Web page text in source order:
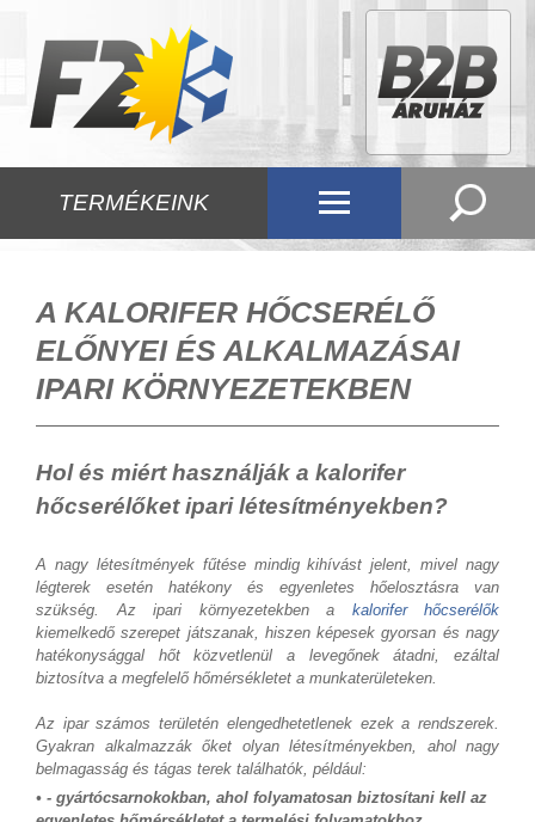
TERMÉKEINK
A KALORIFER HŐCSERÉLŐ
ELŐNYEI ÉS ALKALMAZÁSAI
IPARI KÖRNYEZETEKBEN
Hol és miért használják a kalorifer
hőcserélőket ipari létesítményekben?
A nagy létesítmények fűtése mindig kihívást jelent, mivel nagy
légterek esetén hatékony és egyenletes hőelosztásra van
szükség. Az ipari környezetekben a kalorifer hőcserélők
kiemelkedő szerepet játszanak, hiszen képesek gyorsan és nagy
hatékonysággal hőt közvetlenül a levegőnek átadni, ezáltal
biztosítva a megfelelő hőmérsékletet a munkaterületeken.
Az ipar számos területén elengedhetetlenek ezek a rendszerek.
Gyakran alkalmazzák őket olyan létesítményekben, ahol nagy
belmagasság és tágas terek találhatók, például:
• - gyártócsarnokokban, ahol folyamatosan biztosítani kell az